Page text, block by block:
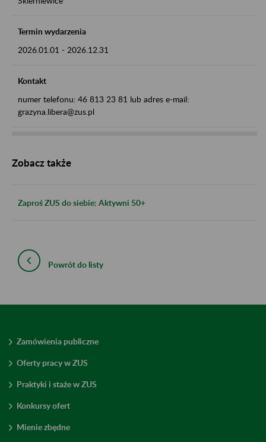
Termin wydarzenia
2026.01.01 - 2026.12.31
Kontakt
numer telefonu: 46 813 23 81 lub adres e-mail:
grazyna.libera@zus.pl
Zobacz także
Zaproś ZUS do siebie: Aktywni 50+
Powrót do listy
Zamówienia publiczne
Oferty pracy w ZUS
Praktyki i staże w ZUS
Konkursy ofert
Mienie zbędne